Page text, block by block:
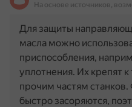
На основе источников,
Для защиты
масла можно
приспособления,
уплотнения. Их крепят
прочим частям
быстро засоряются,